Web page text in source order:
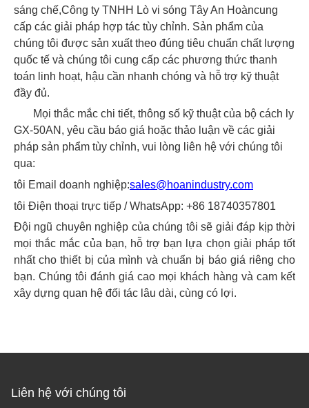
sáng chế,Công ty TNHH Lò vi sóng Tây An Hoàncung
cấp các giải pháp hợp tác tùy chỉnh. Sản phẩm của
chúng tôi được sản xuất theo đúng tiêu chuẩn chất lượng
quốc tế và chúng tôi cung cấp các phương thức thanh
toán linh hoạt, hậu cần nhanh chóng và hỗ trợ kỹ thuật
đầy đủ.
Mọi thắc mắc chi tiết, thông số kỹ thuật của bộ cách ly
GX-50AN, yêu cầu báo giá hoặc thảo luận về các giải
pháp sản phẩm tùy chỉnh, vui lòng liên hệ với chúng tôi
qua:
tôi Email doanh nghiệp:sales@hoanindustry.com
tôi Điện thoại trực tiếp / WhatsApp: +86 18740357801
Đội ngũ chuyên nghiệp của chúng tôi sẽ giải đáp kịp thời
mọi thắc mắc của bạn, hỗ trợ bạn lựa chọn giải pháp tốt
nhất cho thiết bị của mình và chuẩn bị báo giá riêng cho
bạn. Chúng tôi đánh giá cao mọi khách hàng và cam kết
xây dựng quan hệ đối tác lâu dài, cùng có lợi.
Liên hệ với chúng tôi